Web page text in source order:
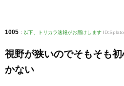
1005 : 以下、トリカラ速報がお届けします
視野が狭いのでそもそも
かない